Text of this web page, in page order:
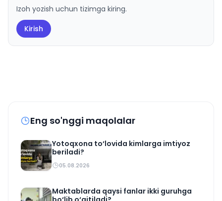
Izoh yozish uchun tizimga kiring.
Kirish
Eng so'nggi maqolalar
Yotoqxona to‘lovida kimlarga imtiyoz
beriladi?
05.08.2026
Maktablarda qaysi fanlar ikki guruhga